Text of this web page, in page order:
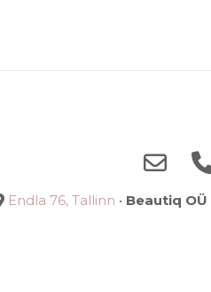
Endla 76, Tallinn • Beautiq OÜ